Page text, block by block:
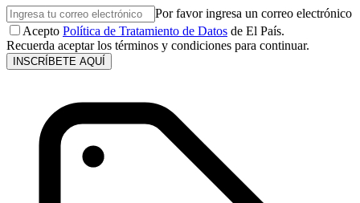
Por favor ingresa un correo electrónico
Acepto Política de Tratamiento de Datos de El País.
Recuerda aceptar los términos y condiciones para continuar.
INSCRÍBETE AQUÍ